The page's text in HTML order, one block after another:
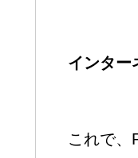
インター
これで、